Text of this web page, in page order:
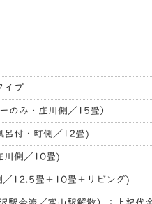
イプ
のみ・庄川側／15畳）
呂付・町側／12畳)
川側／10畳)
／12.5畳＋10畳＋リビング)